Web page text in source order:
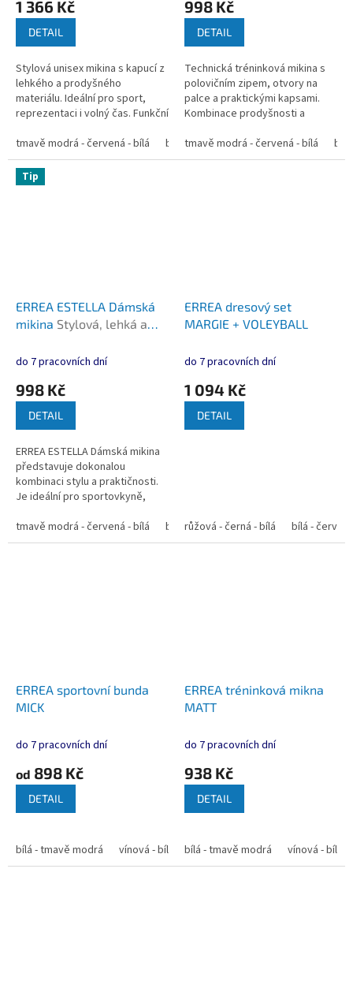
1 366 Kč
DETAIL
Stylová unisex mikina s kapucí z
lehkého a prodyšného
materiálu. Ideální pro sport,
reprezentaci i volný čas. Funkční
tmavě modrá - červená - bílá
bílá - modrá - tmavě modrá modrá -
998 Kč
DETAIL
Technická tréninková mikina s
polovičním zipem, otvory na
palce a praktickými kapsami.
Kombinace prodyšnosti a
reprezentaci. ...
tmavě modrá - červená - bílá
Tip
ERREA ESTELLA Dámská
mikina Stylová, lehká a
rolákem pro střední
do 7 pracovních dní
998 Kč
DETAIL
ERREA ESTELLA Dámská mikina
představuje dokonalou
kombinaci stylu a praktičnosti.
Je ideální pro sportovkyně,
moderní oděv pro reprezentaci
svého týmu...
tmavě modrá - červená - bílá bílá - modrá - tmavě modrá modrá -
ERREA dresový set
MARGIE + VOLEYBALL
do 7 pracovních dní
1 094 Kč
DETAIL
růžová - černá - bílá bílá -
ERREA sportovní bunda
MICK
do 7 pracovních dní
od 898 Kč
DETAIL
bílá - tmavě modrá vínová - bílá červená - bílá tmavě modrá -
ERREA tréninková mikna
MATT
do 7 pracovních dní
938 Kč
DETAIL
bílá - tmavě modrá vínová - bílá